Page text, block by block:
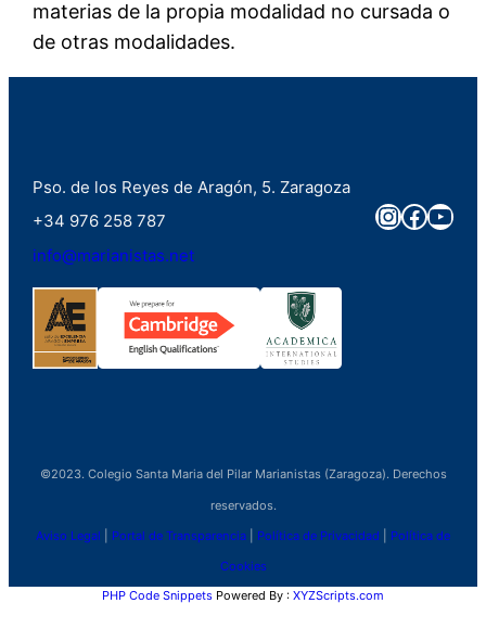
materias de la propia modalidad no cursada o
de otras modalidades.
Pso. de los Reyes de Aragón, 5. Zaragoza
+34 976 258 787
info@marianistas.net
©2023. Colegio Santa Maria del Pilar Marianistas (Zaragoza). Derechos
reservados.
Aviso Legal Portal de Transparencia Política de Privacidad Política de
Cookies
PHP Code Snippets Powered By : XYZScripts.com